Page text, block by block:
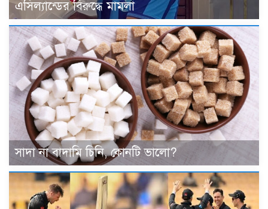
এসিল্যান্ডের বিরুদ্ধে মামলা
সাদা না বাদামি চিনি, কোনটি ভালো?